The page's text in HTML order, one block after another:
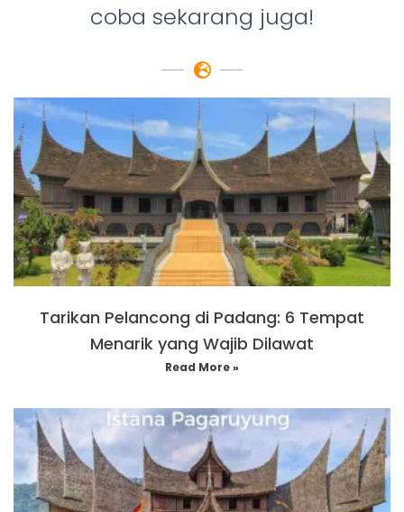
coba sekarang juga!
Tarikan Pelancong di Padang: 6 Tempat
Menarik yang Wajib Dilawat
Read More »